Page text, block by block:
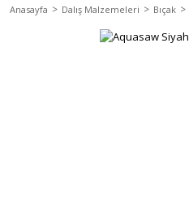
Anasayfa Dalış Malzemeleri Bıçak